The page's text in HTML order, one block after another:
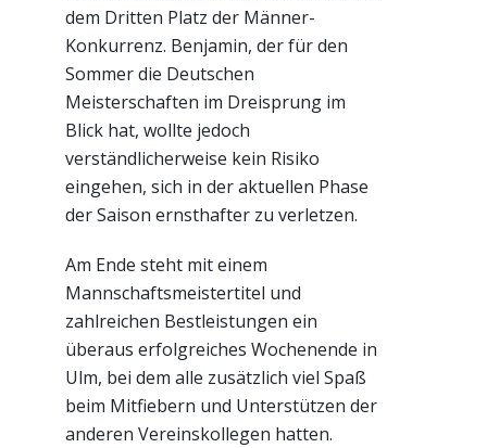
dem Dritten Platz der Männer-
Konkurrenz. Benjamin, der für den
Sommer die Deutschen
Meisterschaften im Dreisprung im
Blick hat, wollte jedoch
verständlicherweise kein Risiko
eingehen, sich in der aktuellen Phase
der Saison ernsthafter zu verletzen.
Am Ende steht mit einem
Mannschaftsmeistertitel und
zahlreichen Bestleistungen ein
überaus erfolgreiches Wochenende in
Ulm, bei dem alle zusätzlich viel Spaß
beim Mitfiebern und Unterstützen der
anderen Vereinskollegen hatten.